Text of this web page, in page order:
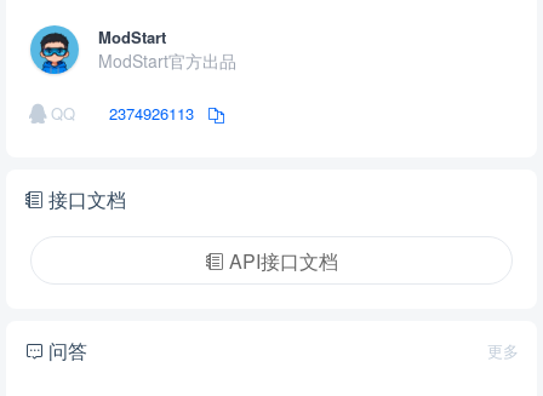
ModStart
ModStart官方出品
QQ 2374926113
接口文档
API接口文档
更多
问答